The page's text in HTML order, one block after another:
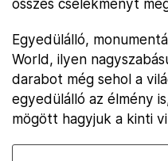
összes cselekményt
Egyedülálló,
World, ilyen
darabot még sehol a
egyedülálló az élmény
mögött hagyjuk a kinti